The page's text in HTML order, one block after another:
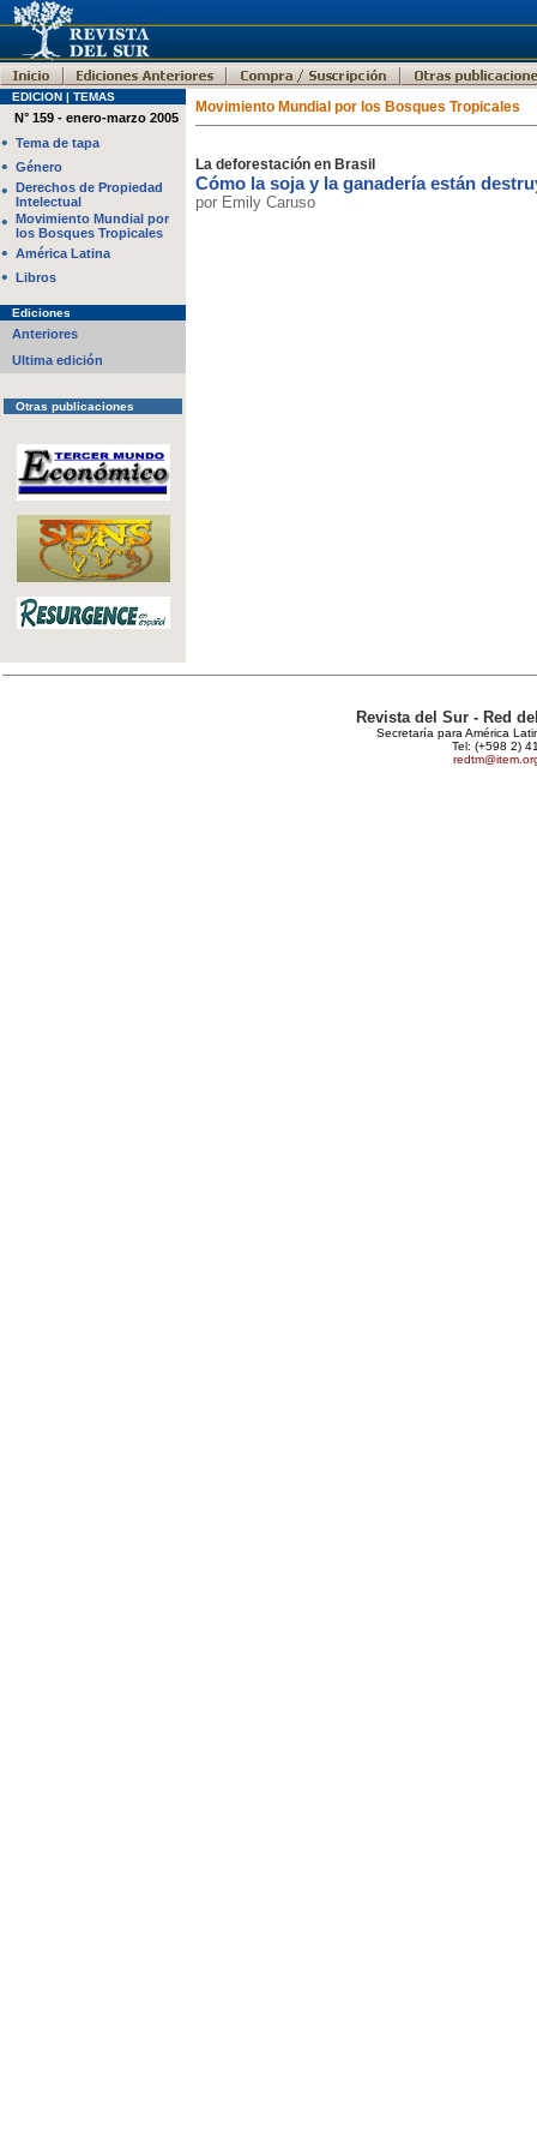
EDICION | TEMAS
N° 159 - enero-marzo 2005
• Tema de tapa
• Género
• Derechos de Propiedad
Intelectual
• Movimiento Mundial por
los Bosques Tropicales
• América Latina
• Libros
Ediciones
Anteriores
Ultima edición
Otras publicaciones
Movimiento Mundial por los Bosques Tropicales
La deforestación en Brasil
Cómo la soja y la ganadería están
por Emily Caruso
Revista del Sur - Red
Secretaría para América
Tel: (+598 2)